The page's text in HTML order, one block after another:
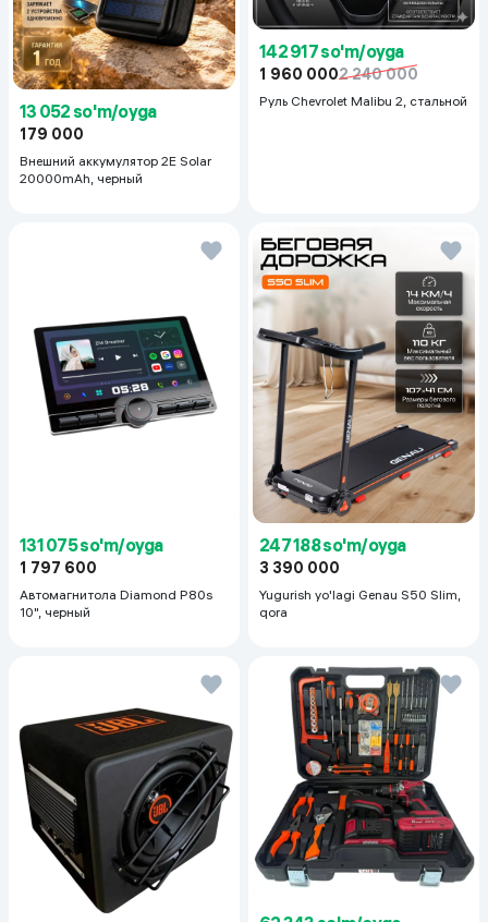
13 052 so'm/oyga
179 000
Внешний аккумулятор 2E Solar
20000mAh, черный
142 917 so'm/oyga
1 960 0002 240 000
Руль Chevrolet Malibu 2, cтальной
131 075 so'm/oyga
1 797 600
Автомагнитола Diamond P80s
10", черный
247 188 so'm/oyga
3 390 000
Yugurish yo'lagi Genau S50 Slim,
qora